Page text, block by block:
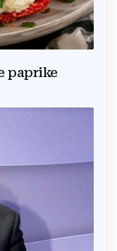
paprike